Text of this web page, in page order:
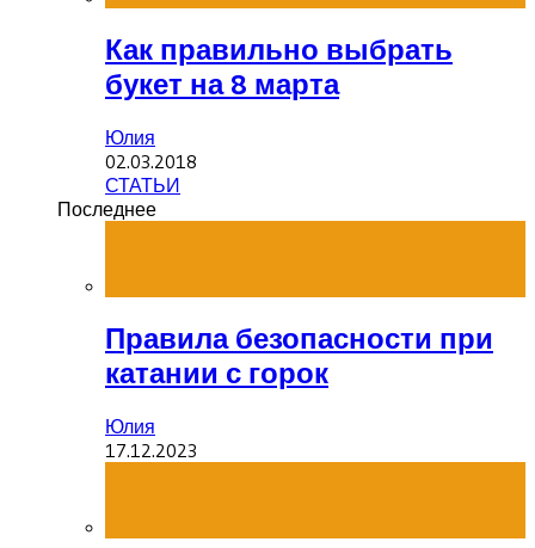
Как правильно выбрать
букет на 8 марта
Юлия
02.03.2018
СТАТЬИ
Последнее
Правила безопасности при
катании с горок
Юлия
17.12.2023